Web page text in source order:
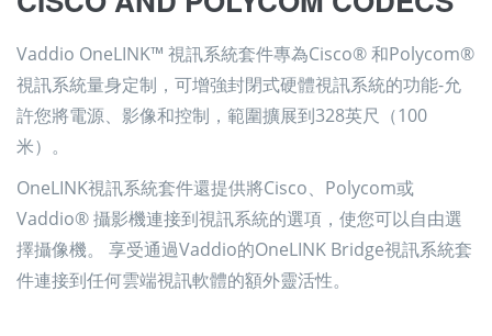
Vaddio OneLINK™ 視訊系統套件專為Cisco® 和Polycom®
視訊系統量身定制，可增強封閉式硬體視訊系統的功能-允
許您將電源、影像和控制，範圍擴展到328英尺（100
米）。
OneLINK視訊系統套件還提供將Cisco、Polycom或
Vaddio® 攝影機連接到視訊系統的選項，使您可以自由選
擇攝像機。 享受通過Vaddio的OneLINK Bridge視訊系統套
件連接到任何雲端視訊軟體的額外靈活性。